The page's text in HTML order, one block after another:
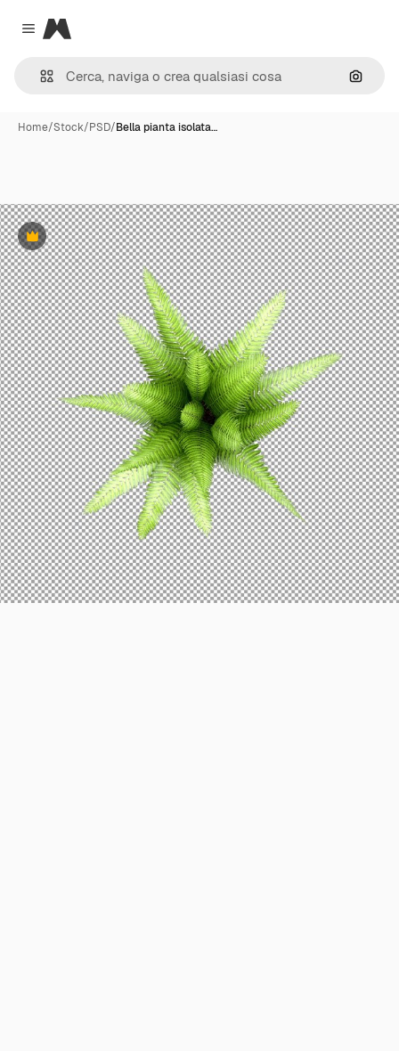
Close menu
Magnific
Cerca
Home/Stock/PSD/Bella pianta isolata…
Premium